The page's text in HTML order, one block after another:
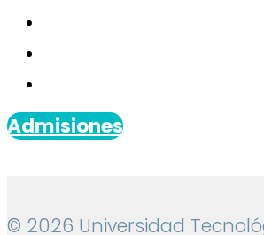
Admisiones
© 2026 Universidad